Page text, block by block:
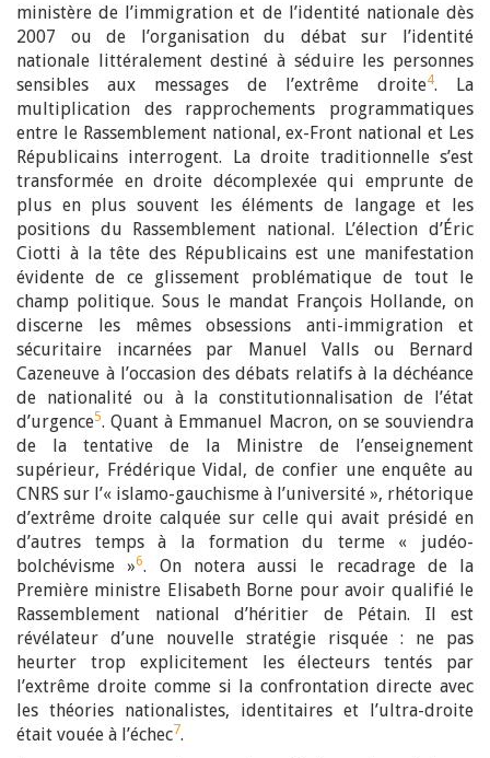
ministère de l’immigration et de l’identité nationale dès
2007 ou de l’organisation du débat sur l’identité
nationale littéralement destiné à séduire les personnes
sensibles aux messages de l’extrême droite4. La
multiplication des rapprochements programmatiques
entre le Rassemblement national, ex-Front national et Les
Républicains interrogent. La droite traditionnelle s’est
transformée en droite décomplexée qui emprunte de
plus en plus souvent les éléments de langage et les
positions du Rassemblement national. L’élection d’Éric
Ciotti à la tête des Républicains est une manifestation
évidente de ce glissement problématique de tout le
champ politique. Sous le mandat François Hollande, on
discerne les mêmes obsessions anti-immigration et
sécuritaire incarnées par Manuel Valls ou Bernard
Cazeneuve à l’occasion des débats relatifs à la déchéance
de nationalité ou à la constitutionnalisation de l’état
d’urgence5. Quant à Emmanuel Macron, on se souviendra
de la tentative de la Ministre de l’enseignement
supérieur, Frédérique Vidal, de confier une enquête au
CNRS sur l’« islamo-gauchisme à l’université », rhétorique
d’extrême droite calquée sur celle qui avait présidé en
d’autres temps à la formation du terme « judéo-
bolchévisme »6. On notera aussi le recadrage de la
Première ministre Elisabeth Borne pour avoir qualifié le
Rassemblement national d’héritier de Pétain. Il est
révélateur d’une nouvelle stratégie risquée : ne pas
heurter trop explicitement les électeurs tentés par
l’extrême droite comme si la confrontation directe avec
les théories nationalistes, identitaires et l’ultra-droite
était vouée à l’échec7.